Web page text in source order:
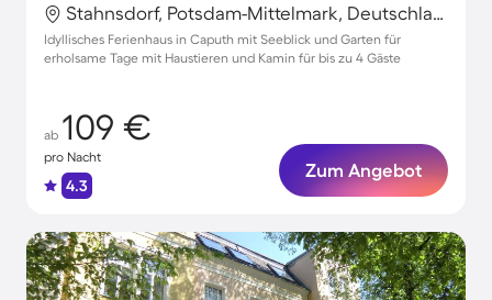
Stahnsdorf, Potsdam-Mittelmark, Deutschland
Idyllisches Ferienhaus in Caputh mit Seeblick und Garten für
erholsame Tage mit Haustieren und Kamin für bis zu 4 Gäste
ab 109 €
pro Nacht
4.3
Zum Angebot